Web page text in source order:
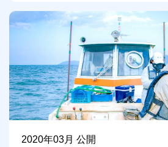
2020年03月 公開